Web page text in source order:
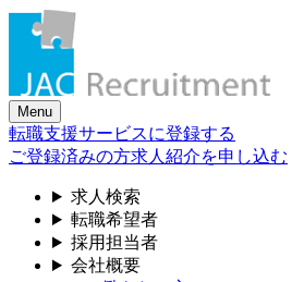
Skip
content
Menu
転職支援サービスに登録する
ご登録済みの方求人紹介を申し込む
求人検索
転職希望者
採用担当者
会社概要